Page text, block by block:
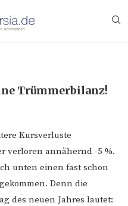
Trümmerbilanz!
Kursverluste
verloren annähernd -5 %.
unten einen fast schon
Denn die
des neuen Jahres lautet: